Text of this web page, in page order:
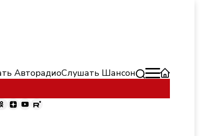
АвторадиоСлушать Шансон